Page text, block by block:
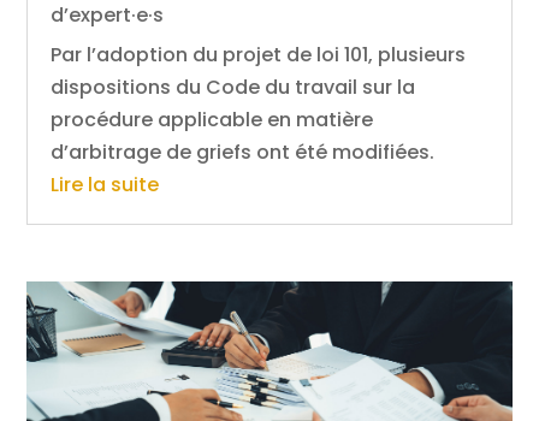
d’expert·e·s
Par l’adoption du projet de loi 101, plusieurs
dispositions du Code du travail sur la
procédure applicable en matière
d’arbitrage de griefs ont été modifiées.
Lire la suite